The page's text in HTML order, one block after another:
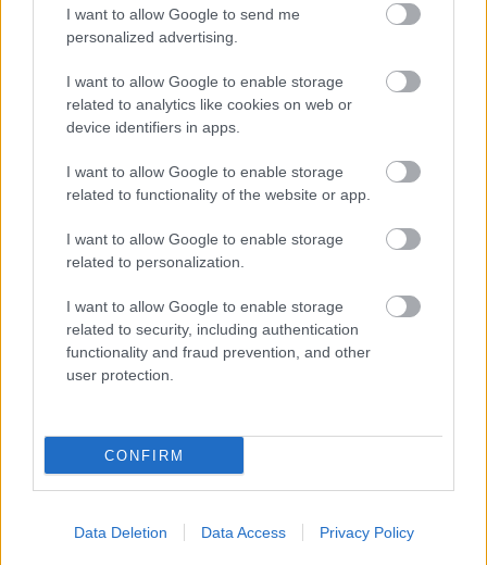
I want to allow Google to send me
personalized advertising.
I want to allow Google to enable storage
related to analytics like cookies on web or
device identifiers in apps.
I want to allow Google to enable storage
related to functionality of the website or app.
I want to allow Google to enable storage
related to personalization.
I want to allow Google to enable storage
related to security, including authentication
functionality and fraud prevention, and other
user protection.
CONFIRM
Data Deletion Data Access Privacy Policy